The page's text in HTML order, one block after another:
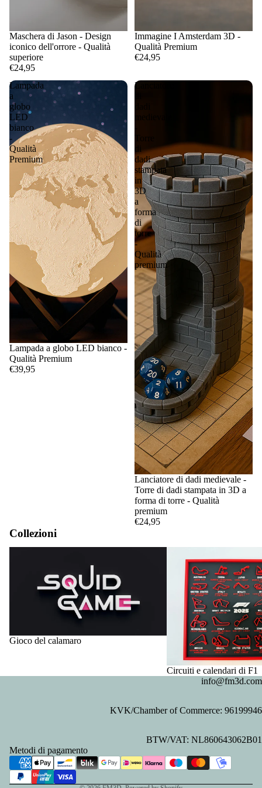
Maschera di Jason - Design
iconico dell'orrore - Qualità
superiore
€24,95
Immagine I Amsterdam 3D -
Qualità Premium
€24,95
Lampada
a
globo
LED
bianco
-
Qualità
Premium
Lampada a globo LED bianco -
Qualità Premium
€39,95
Lanciatore
-
dadi
stampata
in
3D
a
forma
di
torre
-
Qualità
premium
Lanciatore di dadi medievale -
Torre di dadi stampata in 3D a
forma di torre - Qualità
premium
€24,95
Collezioni
Gioco del calamaro
Circuiti e calendari di F1
info@fm3d.com
KVK/Chamber of Commerce: 96199946
BTW/VAT: NL860643062B01
Metodi di pagamento
Recapiti
Termini e condizioni del servizio